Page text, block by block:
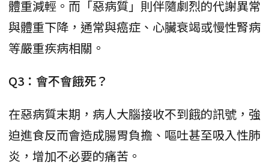
體重減輕。而「惡病質」則伴隨劇烈的代謝異常
與體重下降，通常與癌症、心臟衰竭或慢性腎病
等嚴重疾病相關。
Q3：會不會餓死？
在惡病質末期，病人大腦接收不到餓的訊號，強
迫進食反而會造成腸胃負擔、嘔吐甚至吸入性肺
炎，增加不必要的痛苦。